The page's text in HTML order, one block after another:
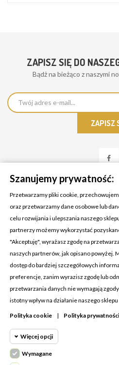
ZAPISZ SIĘ DO
Bądż na bieżąco z naszymi
KONTAKT Z NAMI
Adres:
Cosmetic4car
Budzisz 73A
39-200 Dębica
Dominik:
Klaudia: +48 730634730
MOJE KONTO
Szanujemy prywatność:
Przetwarzamy pliki cookie,
oraz przetwarzamy dane osobowe lub
celu rozwijania i ulepszania naszego
partnerzy możemy wykorzystać
"Akceptuję", wyrażasz zgodę na
naszych partnerów, jak opisano powyżej.
dostęp do bardziej szczegółowych
preferencje, zanim wyrazisz zgodę lub
przetwarzania danych nie wymagają
istotny wpływ na działanie naszego
Polityka cookie | Polityka prywatności
Więcej opcji
Wymagane